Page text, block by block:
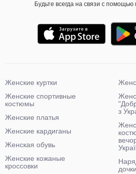
Будьте всегда на связи с
Женские куртки
Женские спортивные
костюмы
Женские платья
Женские кардиганы
Женская обувь
Женские кожаные
кроссовки
з
дочки